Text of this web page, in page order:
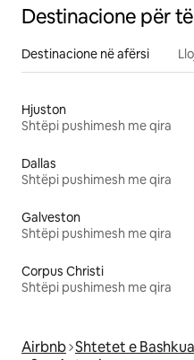
Destinacione për
Destinacione në afërsi
Hjuston
Shtëpi pushimesh me qira
Dallas
Shtëpi pushimesh me qira
Galveston
Shtëpi pushimesh me qira
Corpus Christi
Shtëpi pushimesh me qira
Airbnb Shtetet e